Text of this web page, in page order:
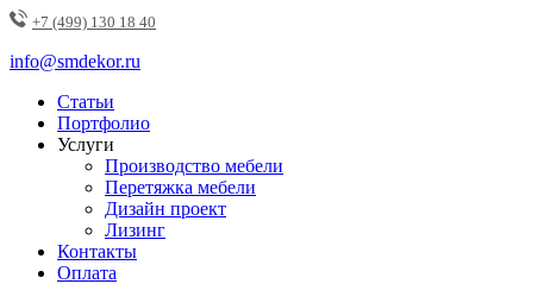
+7 (499) 130 18 40
info@smdekor.ru
Статьи
Портфолио
Услуги
Производство мебели
Перетяжка мебели
Дизайн проект
Лизинг
Контакты
Оплата